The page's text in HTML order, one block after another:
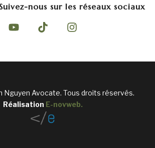
nous sur les réseaux sociaux
Nguyen Avocate. Tous droits réservés.
Réalisation E-novweb.